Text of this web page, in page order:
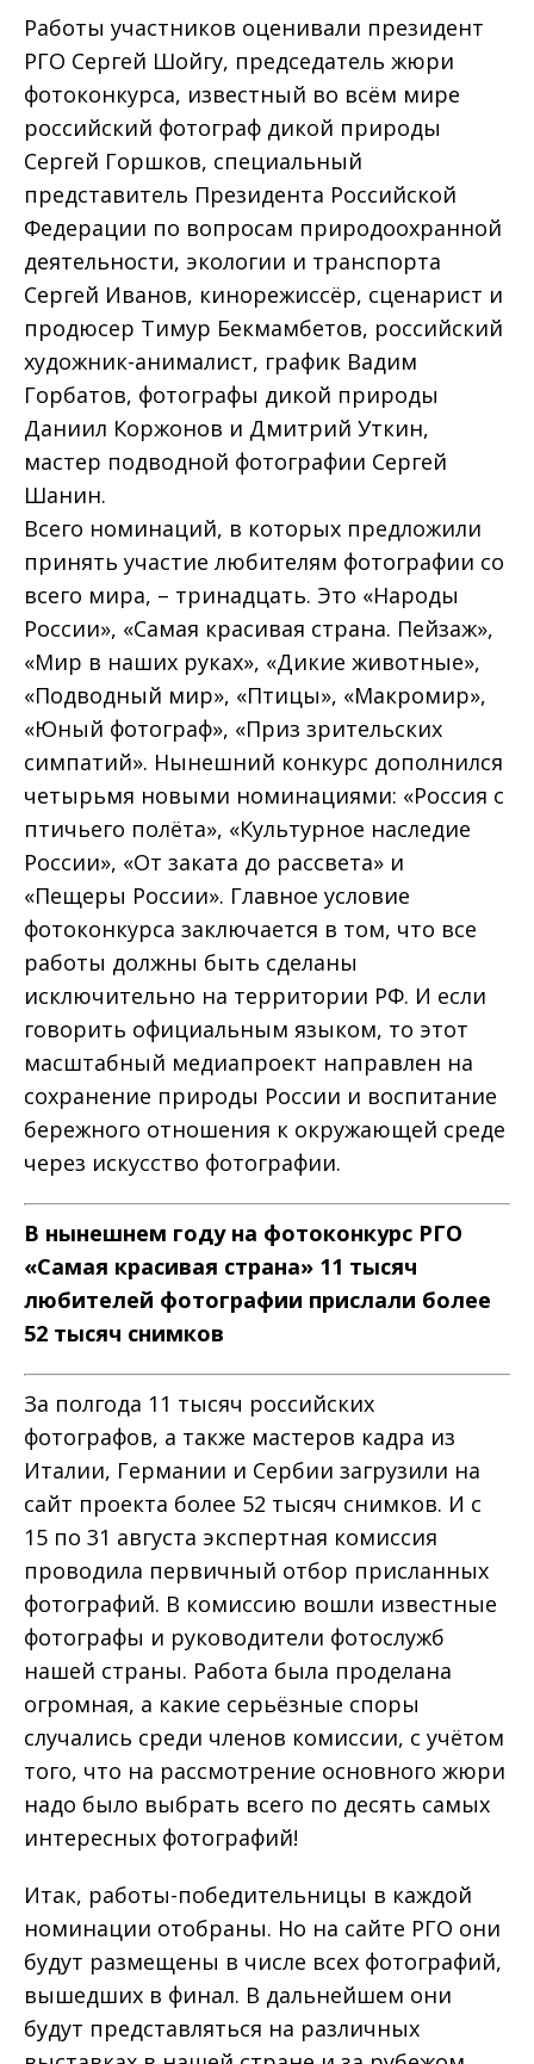
Работы участников оценивали президент
РГО Сергей Шойгу, председатель жюри
фотоконкурса, известный во всём мире
российский фотограф дикой природы
Сергей Горшков, специальный
представитель Президента Российской
Федерации по вопросам природоохранной
деятельности, экологии и транспорта
Сергей Иванов, кинорежиссёр, сценарист и
продюсер Тимур Бекмамбетов, российский
художник-анималист, график Вадим
Горбатов, фотографы дикой природы
Даниил Коржонов и Дмитрий Уткин,
мастер подводной фотографии Сергей
Шанин.
Всего номинаций, в которых предложили
принять участие любителям фотографии со
всего мира, – тринадцать. Это «Народы
России», «Самая красивая страна. Пейзаж»,
«Мир в наших руках», «Дикие животные»,
«Подводный мир», «Птицы», «Макромир»,
«Юный фотограф», «Приз зрительских
симпатий». Нынешний конкурс дополнился
четырьмя новыми номинациями: «Россия с
птичьего полёта», «Культурное наследие
России», «От заката до рассвета» и
«Пещеры России». Главное условие
фотоконкурса заключается в том, что все
работы должны быть сделаны
исключительно на территории РФ. И если
говорить официальным языком, то этот
масштабный медиапроект направлен на
сохранение природы России и воспитание
бережного отношения к окружающей среде
через искусство фотографии.
В нынешнем году на фотоконкурс РГО
«Самая красивая страна» 11 тысяч
любителей фотографии прислали более
52 тысяч снимков
За полгода 11 тысяч российских
фотографов, а также мастеров кадра из
Италии, Германии и Сербии загрузили на
сайт проекта более 52 тысяч снимков. И с
15 по 31 августа экспертная комиссия
проводила первичный отбор присланных
фотографий. В комиссию вошли известные
фотографы и руководители фотослужб
нашей страны. Работа была проделана
огромная, а какие серьёзные споры
случались среди членов комиссии, с учётом
того, что на рассмотрение основного жюри
надо было выбрать всего по десять самых
интересных фотографий!
Итак, работы-победительницы в каждой
номинации отобраны. Но на сайте РГО они
будут размещены в числе всех фотографий,
вышедших в финал. В дальнейшем они
будут представляться на различных